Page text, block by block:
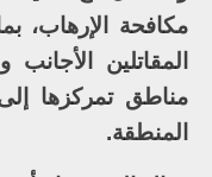
مكافحة
المقاتلين
مناطق تمركزها
المنطقة.